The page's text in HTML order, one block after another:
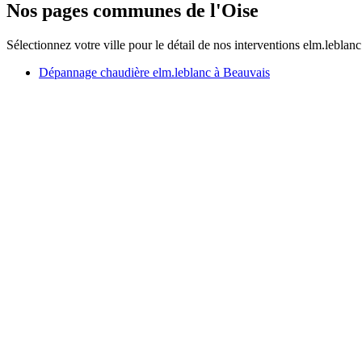
Nos pages communes de l'Oise
Sélectionnez votre ville pour le détail de nos interventions
Dépannage chaudière elm.leblanc à Beauvais